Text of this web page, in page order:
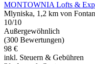
MONTOWNIA Lofts &
Mlyniska, 1,2 km von
10/10
Außergewöhnlich
(300 Bewertungen)
98 €
inkl. Steuern & Gebühren